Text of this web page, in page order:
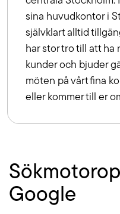
sina huvudkontor i
självklart alltid
har stor tro till att ha
kunder och bjuder
möten på vårt fina
eller kommer till er
Google